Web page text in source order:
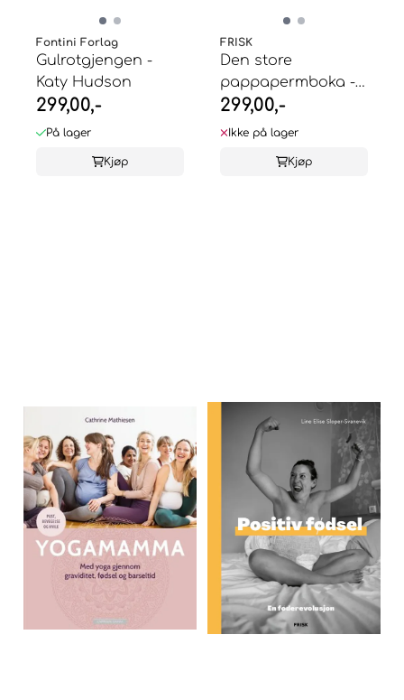
Fontini Forlag
Gulrotgjengen -
Katy Hudson
299,00,-
På lager
Kjøp
FRISK
Den store
pappapermboka -
Ole Morten
Knudsen
299,00,-
Ikke på lager
Kjøp